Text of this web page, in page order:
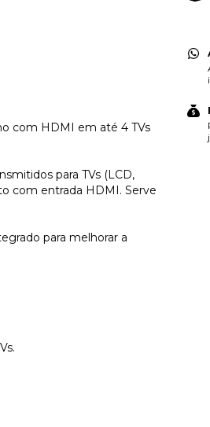
com HDMI em até 4 TVs
para TVs (LCD,
com entrada HDMI. Serve
para melhorar a